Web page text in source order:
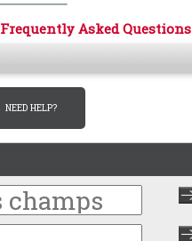
Frequently Asked Questions
NEED HELP?